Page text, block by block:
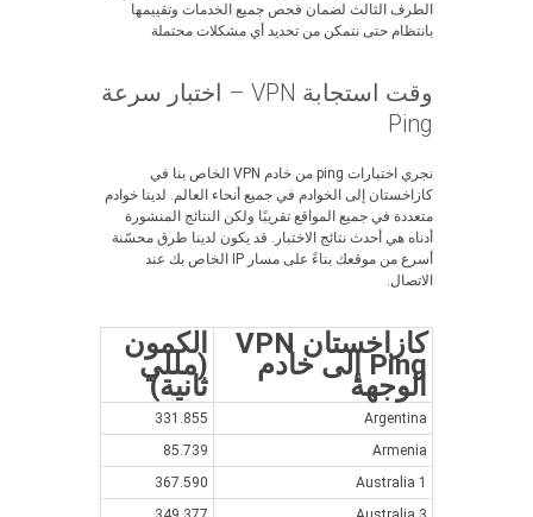
الطرف الثالث لضمان فحص جميع الخدمات وتقييمها
بانتظام حتى نتمكن من تحديد أي مشكلات محتملة
وقت استجابة VPN – اختبار سرعة
Ping
نجري اختبارات ping من خادم VPN الخاص بنا في
كازاخستان إلى الخوادم في جميع أنحاء العالم. لدينا خوادم
متعددة في جميع المواقع تقريبًا ولكن النتائج المنشورة
أدناه هي أحدث نتائج الاختبار. قد يكون لدينا طرق محسّنة
أسرع من موقعك بناءً على مسار IP الخاص بك عند
الاتصال.
كازاخستان VPN
Ping إلى خادم
الوجهة
الكمون
(مللي
ثانية)
Argentina
331.855
Armenia
85.739
Australia 1
367.590